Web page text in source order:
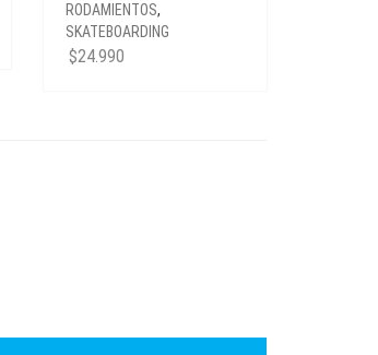
RODAMIENTOS,
SKATEBOARDING
$24.990